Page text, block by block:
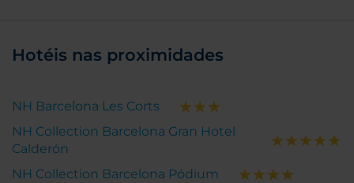
Hotéis nas proximidades
NH Barcelona Les Corts
NH Collection Barcelona Gran Hotel
Calderón
NH Collection Barcelona Pódium